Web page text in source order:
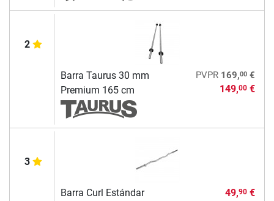
2
Barra Taurus 30 mm
Premium 165 cm
PVPR 169,00€
149,00€
3
Barra Curl Estándar
49,90€